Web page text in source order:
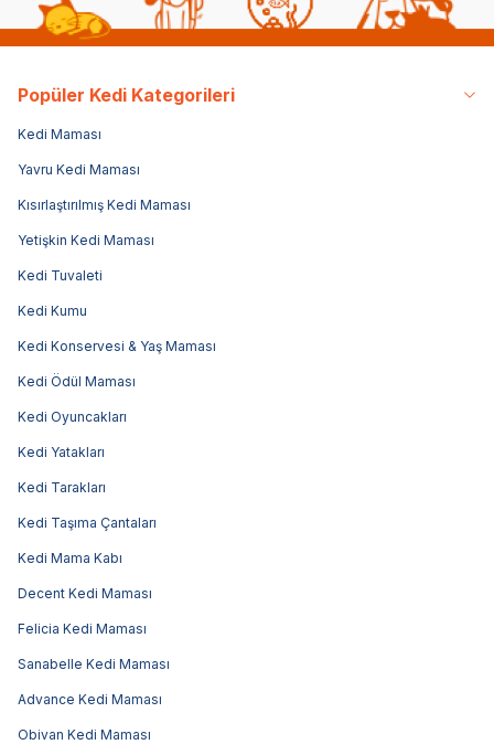
Popüler Kedi Kategorileri
Kedi Maması
Yavru Kedi Maması
Kısırlaştırılmış Kedi Maması
Yetişkin Kedi Maması
Kedi Tuvaleti
Kedi Kumu
Kedi Konservesi & Yaş Maması
Kedi Ödül Maması
Kedi Oyuncakları
Kedi Yatakları
Kedi Tarakları
Kedi Taşıma Çantaları
Kedi Mama Kabı
Decent Kedi Maması
Felicia Kedi Maması
Sanabelle Kedi Maması
Advance Kedi Maması
Obivan Kedi Maması